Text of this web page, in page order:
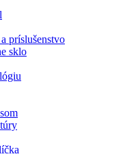
príslušenstvo
sklo